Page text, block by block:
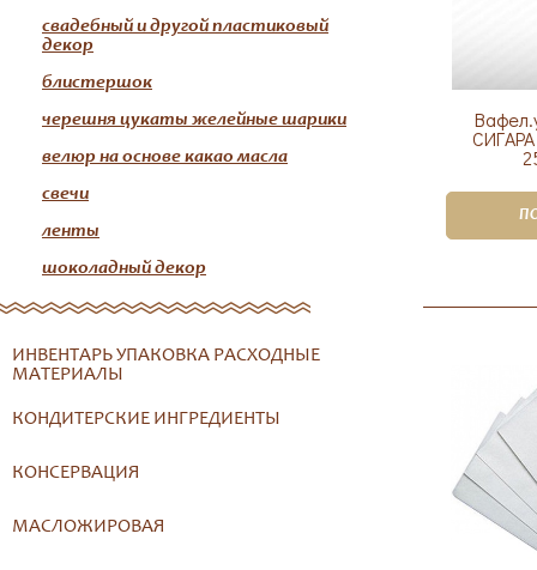
свадебный и другой пластиковый
декор
блистершок
черешня цукаты желейные шарики
велюр на основе какао масла
свечи
ленты
шоколадный декор
ИНВЕНТАРЬ УПАКОВКА РАСХОДНЫЕ
МАТЕРИАЛЫ
КОНДИТЕРСКИЕ ИНГРЕДИЕНТЫ
КОНСЕРВАЦИЯ
МАСЛОЖИРОВАЯ